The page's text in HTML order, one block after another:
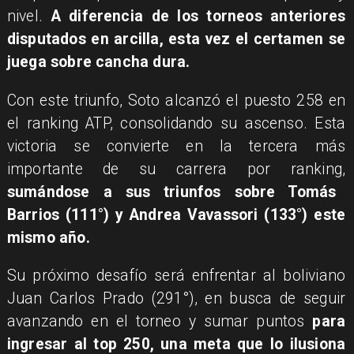
nivel. A diferencia de los torneos anteriores
disputados en arcilla, esta vez el certamen se
juega sobre cancha dura.
Con este triunfo, Soto alcanzó el puesto 258 en
el ranking ATP, consolidando su ascenso. Esta
victoria se convierte en la tercera más
importante de su carrera por ranking,
sumándose a sus triunfos sobre Tomás
Barrios (111°) y Andrea Vavassori (133°) este
mismo año.
Su próximo desafío será enfrentar al boliviano
Juan Carlos Prado (291°), en busca de seguir
avanzando en el torneo y sumar puntos para
ingresar al top 250, una meta que lo ilusiona